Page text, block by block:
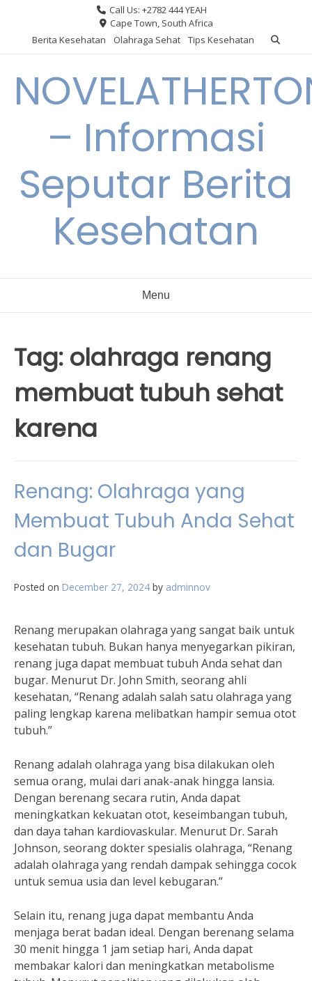
content
Call Us: +2782 444 YEAH
Cape Town, South Africa
Berita Kesehatan
Olahraga Sehat Tips Kesehatan
– Informasi
Seputar Berita
Kesehatan
Menu
Tag: olahraga renang
membuat tubuh sehat
karena
Renang: Olahraga yang
Membuat Tubuh Anda Sehat
dan Bugar
Posted on December 27, 2024 by adminnov
Renang merupakan olahraga yang sangat baik untuk
kesehatan tubuh. Bukan hanya menyegarkan pikiran,
renang juga dapat membuat tubuh Anda sehat dan
bugar. Menurut Dr. John Smith, seorang ahli
kesehatan, “Renang adalah salah satu olahraga yang
paling lengkap karena melibatkan hampir semua otot
tubuh.”
Renang adalah olahraga yang bisa dilakukan oleh
semua orang, mulai dari anak-anak hingga lansia.
Dengan berenang secara rutin, Anda dapat
meningkatkan kekuatan otot, keseimbangan tubuh,
dan daya tahan kardiovaskular. Menurut Dr. Sarah
Johnson, seorang dokter spesialis olahraga, “Renang
adalah olahraga yang rendah dampak sehingga cocok
untuk semua usia dan level kebugaran.”
Selain itu, renang juga dapat membantu Anda
menjaga berat badan ideal. Dengan berenang selama
30 menit hingga 1 jam setiap hari, Anda dapat
membakar kalori dan meningkatkan metabolisme